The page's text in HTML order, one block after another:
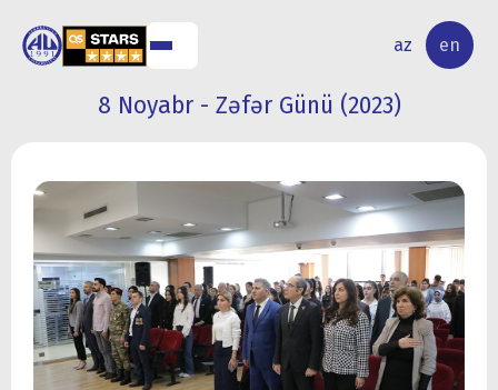
az en
RESEARCH
ACTIVITY
8 Noyabr - Zəfər Günü (2023)